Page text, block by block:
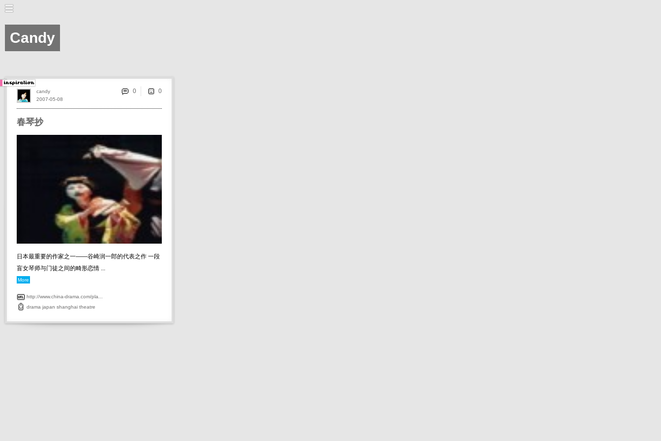
Candy
春琴抄
日本最重要的作家之一——谷崎润一郎的代表之作 一段
盲女琴师与门徒之间的畸形恋情 ...
More
http://www.china-drama.com/pla...
drama japan shanghai theatre
2007-05-08
candy 0